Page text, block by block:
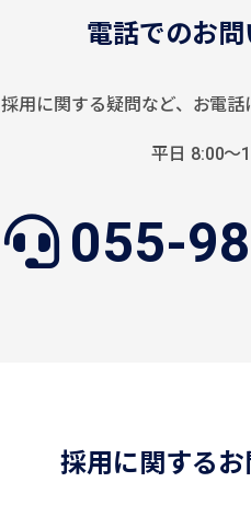
電話でのお
採用に関する疑問など、 お電話
平日 8:00〜
055-
採用に関する